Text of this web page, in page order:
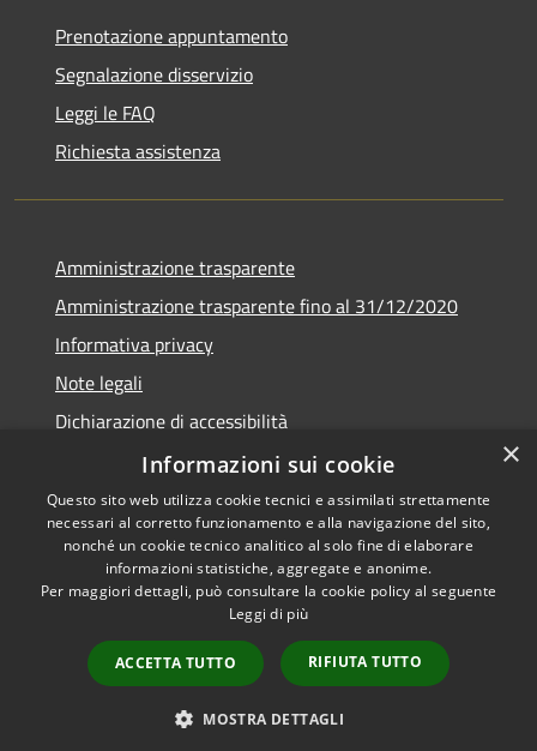
Prenotazione appuntamento
Segnalazione disservizio
Leggi le FAQ
Richiesta assistenza
Amministrazione trasparente
Amministrazione trasparente fino al 31/12/2020
Informativa privacy
Note legali
Dichiarazione di accessibilità
Accessibilità
Privacy
Mappa del sito
Area riservata ai
Copyright © 2026 • Comune di
Teramo • Powered by
Municipium• Accesso
×
Informazioni sui cookie
Questo sito web utilizza cookie tecnici e assimilati strettamente
necessari al corretto funzionamento e alla navigazione del sito,
nonché un cookie tecnico analitico al solo fine di elaborare
informazioni statistiche, aggregate e anonime.
Per maggiori dettagli, può consultare la cookie policy al seguente
Leggi di più
ACCETTA TUTTO RIFIUTA TUTTO
MOSTRA DETTAGLI